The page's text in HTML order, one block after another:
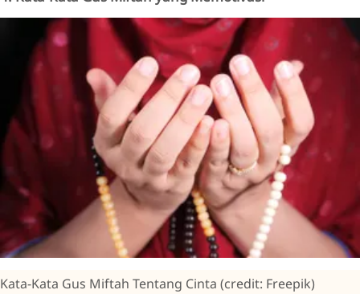
Kata-Kata Gus Miftah Tentang Cinta (credit: Freepik)